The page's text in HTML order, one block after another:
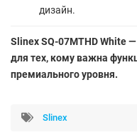
дизайн.
Slinex SQ-07MTHD White
для тех, кому важна
премиального уровня.
Slinex